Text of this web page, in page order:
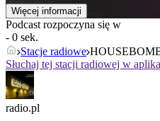
Więcej informacji
Podcast rozpoczyna się w
- 0 sek.
Stacje radiowe
Słuchaj tej stacji radiowej w
radio.pl